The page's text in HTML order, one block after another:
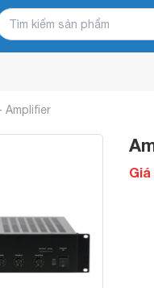
Amplifier
Giá